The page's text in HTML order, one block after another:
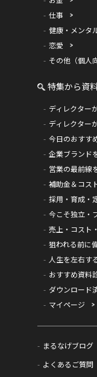
仕事
健康・メンタ
恋愛
その他（個人
特集から資
ディレクター
ディレクター
今日のおすす
企業ブランド
営業の最前線
補助金＆コス
採用・育成・
今こそ独立・
売上・コスト
狙われる前に
人生を左右す
おすすめ資料
ダウンロード
マイページ
まるなげブログ
よくあるご質問